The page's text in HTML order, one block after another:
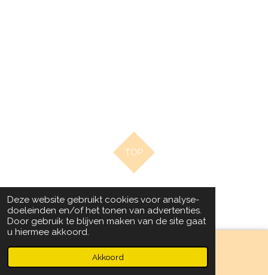
Deze website gebruikt cookies voor analyse-
doeleinden en/of het tonen van advertenties.
Door gebruik te blijven maken van de site gaat
u hiermee akkoord.
Akkoord
TOP
© 2020 - 2022 Beads by Chantal
Powered by JouwWeb
Facebook